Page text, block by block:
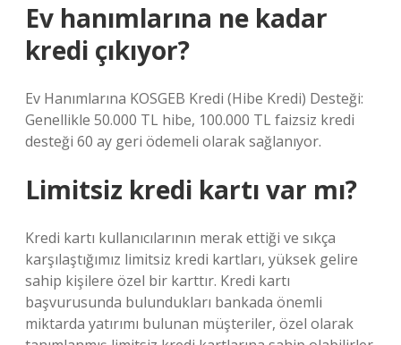
Ev hanımlarına ne kadar
kredi çıkıyor?
Ev Hanımlarına KOSGEB Kredi (Hibe Kredi) Desteği:
Genellikle 50.000 TL hibe, 100.000 TL faizsiz kredi
desteği 60 ay geri ödemeli olarak sağlanıyor.
Limitsiz kredi kartı var mı?
Kredi kartı kullanıcılarının merak ettiği ve sıkça
karşılaştığımız limitsiz kredi kartları, yüksek gelire
sahip kişilere özel bir karttır. Kredi kartı
başvurusunda bulundukları bankada önemli
miktarda yatırımı bulunan müşteriler, özel olarak